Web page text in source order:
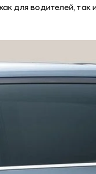
для водителей, так